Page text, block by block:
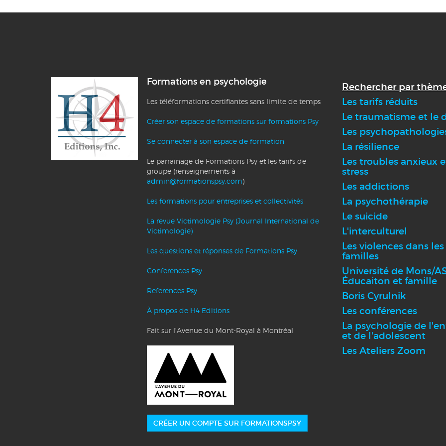
Formations en psychologie
Les téléformations certifiantes sans limite de temps
Créer son espace de formations sur formations Psy
Se connecter à son espace de formation
Le parrainage de Formations Psy et les tarifs de
groupe (renseignements à
admin@formationspsy.com)
Les formations pour entreprises et collectivités
La revue Victimologie Psy (Journal International de
Victimologie)
Les questions et réponses de Formations Psy
Conferences Psy
References Psy
À propos de H4 Editions
Fait sur l'Avenue du Mont-Royal à Montréal
CRÉER UN COMPTE SUR FORMATIONSPSY
Rechercher par
Les tarifs réduits
Le traumatisme et le
Les
La résilience
Les troubles anxieux
stress
Les addictions
La psychothérapie
Le suicide
L'interculturel
Les violences dans les
familles
Université de Mons/
Éducaiton et famille
Boris Cyrulnik
Les conférences
La psychologie de
et de l'adolescent
Les Ateliers Zoom